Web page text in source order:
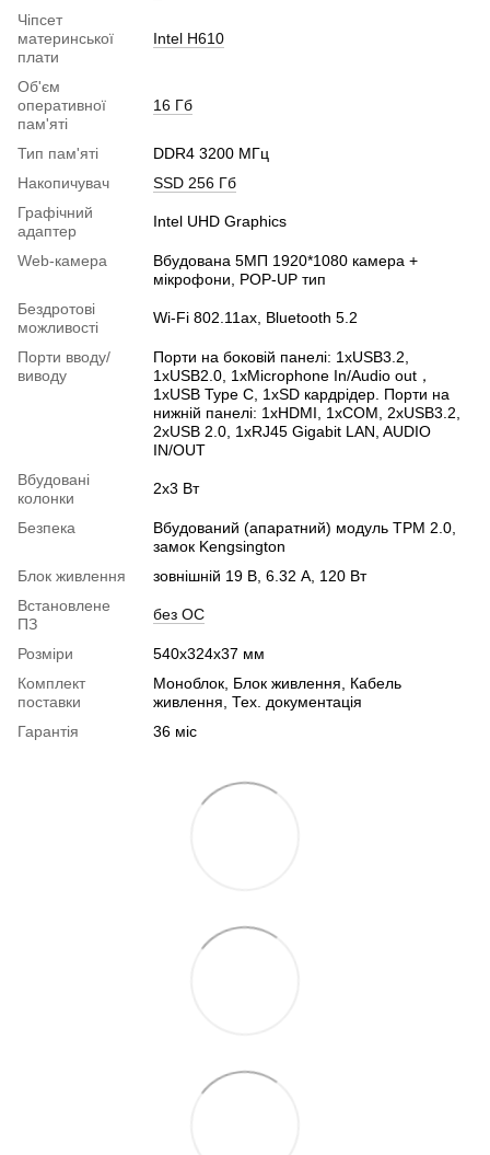
Чіпсет
материнської
плати
Intel H610
Об'єм
оперативної
пам'яті
16 Гб
Тип пам'яті
DDR4 3200 МГц
Накопичувач
SSD 256 Гб
Графічний
адаптер
Intel UHD Graphics
Web-камера
Вбудована 5МП 1920*1080 камера +
мікрофони, POP-UP тип
Бездротові
можливості
Wi-Fi 802.11ax, Bluetooth 5.2
Порти вводу/
виводу
Порти на боковій панелі: 1xUSB3.2,
1xUSB2.0, 1xMicrophone In/Audio out，
1xUSB Type C, 1xSD кардрідер. Порти на
нижній панелі: 1xHDMI, 1xCOM, 2xUSB3.2,
2xUSB 2.0, 1xRJ45 Gigabit LAN, AUDIO
IN/OUT
Вбудовані
колонки
2х3 Вт
Безпека
Вбудований (апаратний) модуль TPM 2.0,
замок Kengsington
Блок живлення
зовнішній 19 В, 6.32 A, 120 Вт
Встановлене
ПЗ
без ОС
Розміри
540х324х37 мм
Комплект
поставки
Моноблок, Блок живлення, Кабель
живлення, Тех. документація
Гарантія
36 міс